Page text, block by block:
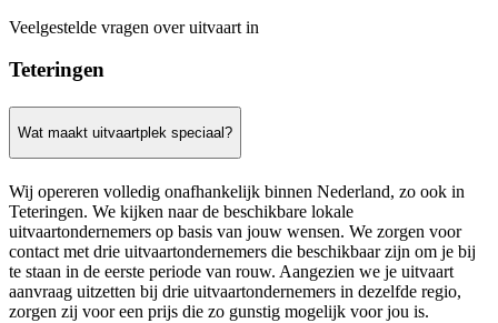
Veelgestelde vragen over uitvaart in
Teteringen
Wat maakt uitvaartplek speciaal?
Wij opereren volledig onafhankelijk binnen Nederland, zo ook in
Teteringen. We kijken naar de beschikbare lokale
uitvaartondernemers op basis van jouw wensen. We zorgen voor
contact met drie uitvaartondernemers die beschikbaar zijn om je bij
te staan in de eerste periode van rouw. Aangezien we je uitvaart
aanvraag uitzetten bij drie uitvaartondernemers in dezelfde regio,
zorgen zij voor een prijs die zo gunstig mogelijk voor jou is.